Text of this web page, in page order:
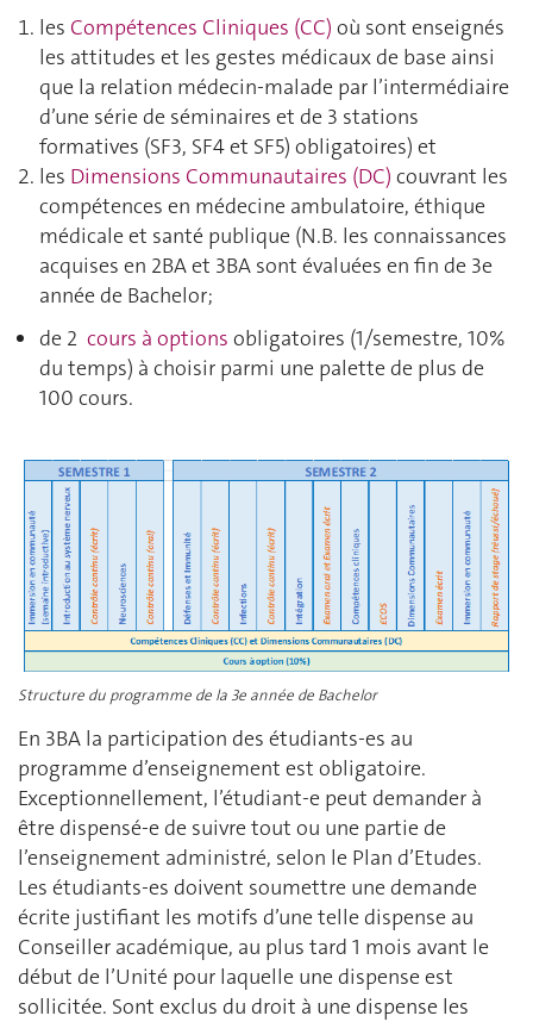
les Compétences Cliniques (CC) où sont enseignés
les attitudes et les gestes médicaux de base ainsi
que la relation médecin-malade par l’intermédiaire
d’une série de séminaires et de 3 stations
formatives (SF3, SF4 et SF5) obligatoires) et
les Dimensions Communautaires (DC) couvrant les
compétences en médecine ambulatoire, éthique
médicale et santé publique (N.B. les connaissances
acquises en 2BA et 3BA sont évaluées en fin de 3e
année de Bachelor;
de 2 cours à options obligatoires (1/semestre, 10%
du temps) à choisir parmi une palette de plus de
100 cours.
Structure du programme de la 3e année de Bachelor
En 3BA la participation des étudiants-es au
programme d’enseignement est obligatoire.
Exceptionnellement, l’étudiant-e peut demander à
être dispensé-e de suivre tout ou une partie de
l’enseignement administré, selon le Plan d’Etudes.
Les étudiants-es doivent soumettre une demande
écrite justifiant les motifs d’une telle dispense au
Conseiller académique, au plus tard 1 mois avant le
début de l’Unité pour laquelle une dispense est
sollicitée. Sont exclus du droit à une dispense les